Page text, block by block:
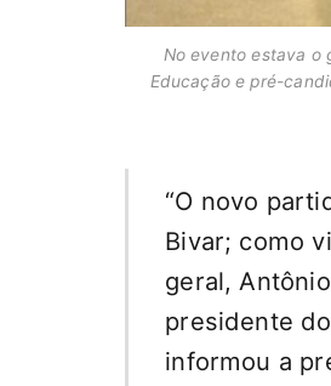
No evento estava o
Educação e pré-
“O novo
Bivar; como
geral,
presidente
informou a